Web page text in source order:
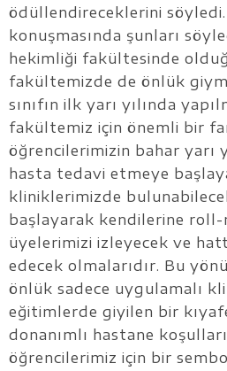
ödüllendireceklerini
konuşmasında şunları
hekimliği fakültesinde
fakültemizde de önlük
sınıfın ilk yarı yılında
fakültemiz için önemli bir
öğrencilerimizin bahar yarı
hasta tedavi etmeye
kliniklerimizde
başlayarak kendilerine
üyelerimizi izleyecek ve
edecek olmalarıdır. Bu
önlük sadece uygulamalı
eğitimlerde giyilen bir
donanımlı hastane
öğrencilerimiz için bir